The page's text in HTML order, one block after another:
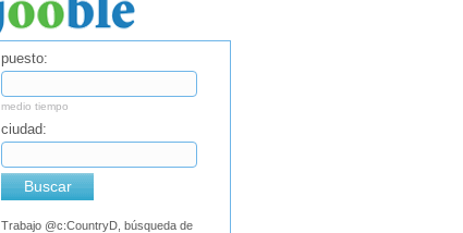
puesto:
medio tiempo
ciudad:
Buscar
Trabajo @c:CountryD, búsqueda de